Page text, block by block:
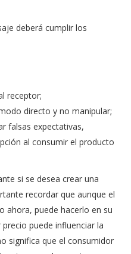
deberá cumplir los
receptor;
directo y no manipular;
falsas expectativas,
al consumir el producto
si se desea crear una
recordar que aunque el
ahora, puede hacerlo en su
puede influenciar la
significa que el consumidor